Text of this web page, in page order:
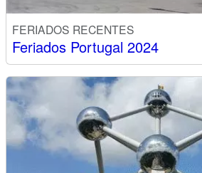
FERIADOS RECENTES
Feriados Portugal 2024